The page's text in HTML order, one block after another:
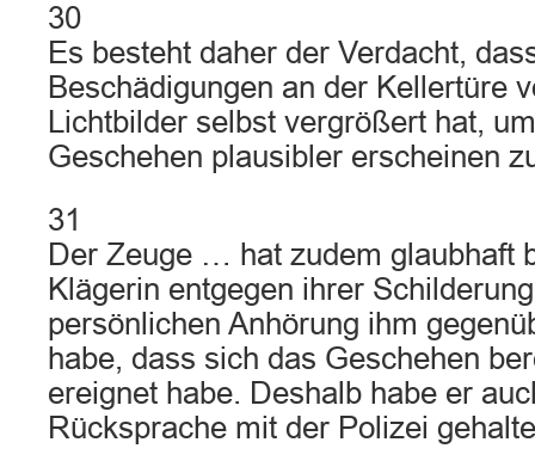
30
Es besteht daher der Verdacht,
Beschädigungen an der Kellertüre
Lichtbilder selbst vergrößert hat,
Geschehen plausibler erscheinen
31
Der Zeuge … hat zudem glaubhaft
Klägerin entgegen ihrer
persönlichen Anhörung ihm
habe, dass sich das Geschehen
ereignet habe. Deshalb habe er
Rücksprache mit der Polizei